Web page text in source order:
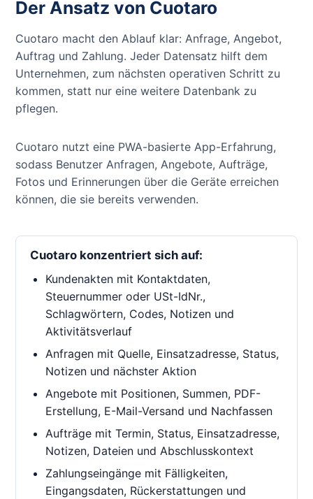
Der Ansatz von Cuotaro
Cuotaro macht den Ablauf klar: Anfrage, Angebot,
Auftrag und Zahlung. Jeder Datensatz hilft dem
Unternehmen, zum nächsten operativen Schritt zu
kommen, statt nur eine weitere Datenbank zu
pflegen.
Cuotaro nutzt eine PWA-basierte App-Erfahrung,
sodass Benutzer Anfragen, Angebote, Aufträge,
Fotos und Erinnerungen über die Geräte erreichen
können, die sie bereits verwenden.
Cuotaro konzentriert sich auf:
Kundenakten mit Kontaktdaten,
Steuernummer oder USt-IdNr.,
Schlagwörtern, Codes, Notizen und
Aktivitätsverlauf
Anfragen mit Quelle, Einsatzadresse, Status,
Notizen und nächster Aktion
Angebote mit Positionen, Summen, PDF-
Erstellung, E-Mail-Versand und Nachfassen
Aufträge mit Termin, Status, Einsatzadresse,
Notizen, Dateien und Abschlusskontext
Zahlungseingänge mit Fälligkeiten,
Eingangsdaten, Rückerstattungen und